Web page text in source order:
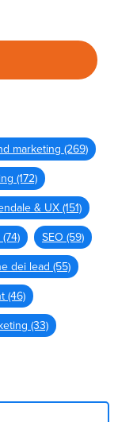
marketing (269)
(172)
& UX (151)
(74) SEO (59)
dei lead (55)
(46)
(33)